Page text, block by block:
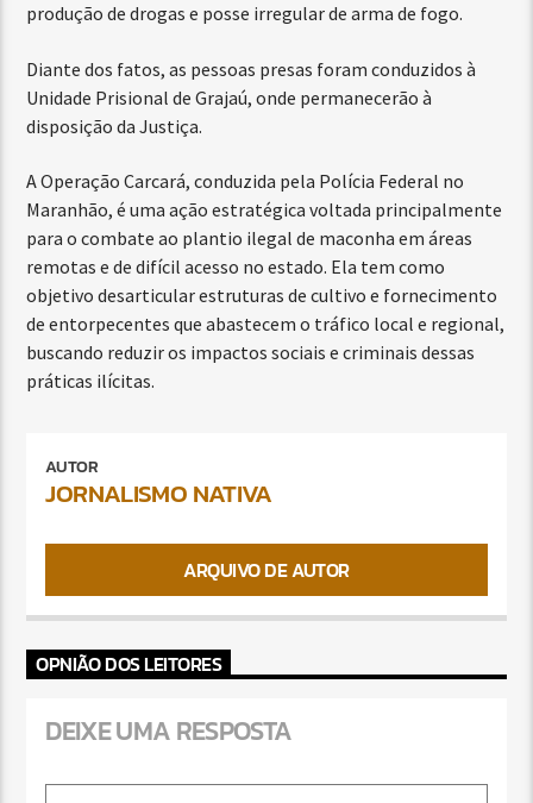
produção de drogas e posse irregular de arma de fogo.
Diante dos fatos, as pessoas presas foram conduzidos à
Unidade Prisional de Grajaú, onde permanecerão à
disposição da Justiça.
A Operação Carcará, conduzida pela Polícia Federal no
Maranhão, é uma ação estratégica voltada principalmente
para o combate ao plantio ilegal de maconha em áreas
remotas e de difícil acesso no estado. Ela tem como
objetivo desarticular estruturas de cultivo e fornecimento
de entorpecentes que abastecem o tráfico local e regional,
buscando reduzir os impactos sociais e criminais dessas
práticas ilícitas.
AUTOR
JORNALISMO NATIVA
ARQUIVO DE AUTOR
OPNIÃO DOS LEITORES
DEIXE UMA RESPOSTA